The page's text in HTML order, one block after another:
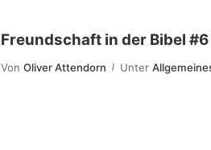
Freundschaft in der Bibel #6
Von Oliver Attendorn Unter